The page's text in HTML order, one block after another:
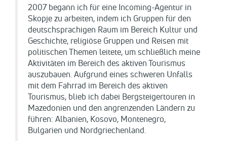
2007 begann ich für eine Incoming-Agentur in
Skopje zu arbeiten, indem ich Gruppen für den
deutschsprachigen Raum im Bereich Kultur und
Geschichte, religiöse Gruppen und Reisen mit
politischen Themen leitete, um schließlich meine
Aktivitäten im Bereich des aktiven Tourismus
auszubauen. Aufgrund eines schweren Unfalls
mit dem Fahrrad im Bereich des aktiven
Tourismus, blieb ich dabei Bergsteigertouren in
Mazedonien und den angrenzenden Ländern zu
führen: Albanien, Kosovo, Montenegro,
Bulgarien und Nordgriechenland.